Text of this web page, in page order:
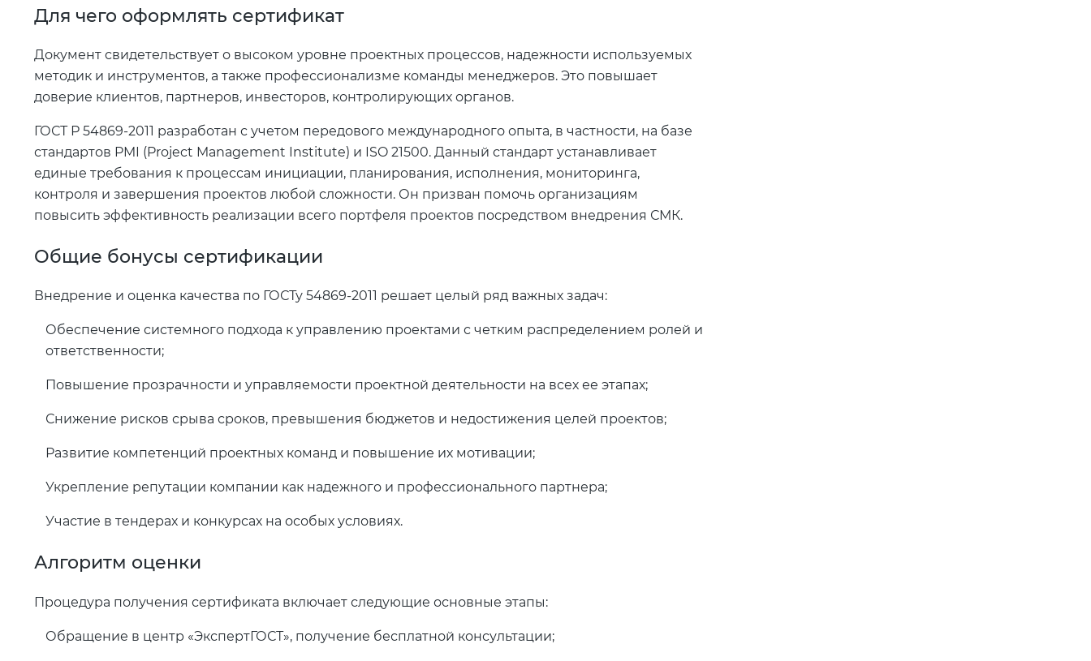
Для чего оформлять сертификат
Документ свидетельствует о высоком уровне проектных процессов, надежности используемых
методик и инструментов, а также профессионализме команды менеджеров. Это повышает
доверие клиентов, партнеров, инвесторов, контролирующих органов.
ГОСТ Р 54869-2011 разработан с учетом передового международного опыта, в частности, на базе
стандартов PMI (Project Management Institute) и ISO 21500. Данный стандарт устанавливает
единые требования к процессам инициации, планирования, исполнения, мониторинга,
контроля и завершения проектов любой сложности. Он призван помочь организациям
повысить эффективность реализации всего портфеля проектов посредством внедрения СМК.
Общие бонусы сертификации
Внедрение и оценка качества по ГОСТу 54869-2011 решает целый ряд важных задач:
Обеспечение системного подхода к управлению проектами с четким распределением ролей и
ответственности;
Повышение прозрачности и управляемости проектной деятельности на всех ее этапах;
Снижение рисков срыва сроков, превышения бюджетов и недостижения целей проектов;
Развитие компетенций проектных команд и повышение их мотивации;
Укрепление репутации компании как надежного и профессионального партнера;
Участие в тендерах и конкурсах на особых условиях.
Алгоритм оценки
Процедура получения сертификата включает следующие основные этапы:
Обращение в центр «ЭкспертГОСТ», получение бесплатной консультации;